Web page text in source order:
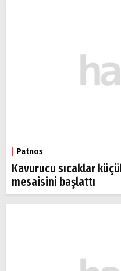
Patnos
Kavurucu sıcaklar
mesaisini başlattı